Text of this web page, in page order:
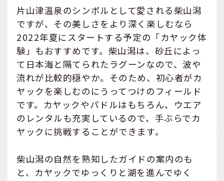
片山津温泉のシンボルとして愛される柴山潟
ですが、その美しさをより深く楽しむなら
2022年夏にスタートする予定の「カヤック体
験」もおすすめです。柴山潟は、砂丘によっ
て日本海と隔てられたラグーンなので、波や
流れが比較的穏やか。そのため、初心者がカ
ヤックを楽しむのにうってつけのフィールド
です。カヤックやパドルはもちろん、ウエア
のレンタルも充実しているので、手ぶらでカ
ヤックに挑戦することができます。
柴山潟の自然を熟知したガイドの案内のも
と、カヤックでゆっくりと湖を進んでゆく